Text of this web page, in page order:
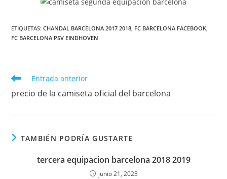
ETIQUETAS:CHANDAL BARCELONA 2017 2018, FC BARCELONA FACEBOOK,
FC BARCELONA PSV EINDHOVEN
Leer
artículos
Entrada anterior
precio de la camiseta oficial del barcelona
TAMBIÉN PODRÍA GUSTARTE
tercera equipacion barcelona 2018 2019
junio 21, 2023